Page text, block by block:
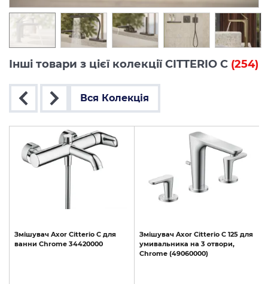
Інші товари з цієї колекції CITTERIO C (254)
Вся Колекція
Змішувач Axor Citterio C для
ванни Chrome 34420000
Змішувач Axor Citterio C 125 для
умивальника на 3 отвори,
Chrome (49060000)